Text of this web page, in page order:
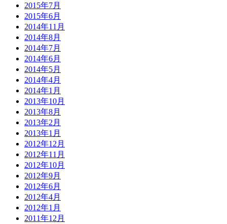
2015年7月
2015年6月
2014年11月
2014年8月
2014年7月
2014年6月
2014年5月
2014年4月
2014年1月
2013年10月
2013年8月
2013年2月
2013年1月
2012年12月
2012年11月
2012年10月
2012年9月
2012年6月
2012年4月
2012年1月
2011年12月